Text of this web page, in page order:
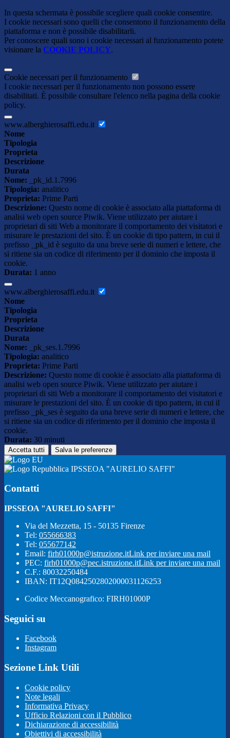
In questa schermata è possibile scegliere quali cookie consentire.
I cookie necessari sono quelli che consentono il funzionamento della
piattaforma e non è possibile disabilitarli.
Per conoscere quali sono i cookie necessari al funzionamento potete
visionare la COOKIE POLICY.
Cookie necessari per il funzionamento
I cookie necessari per il funzionamento non possono essere
disabilitati. È possibile consultare l'elenco nella pagina della cookie
policy.
www.alberghierosaffi.edu.it
Nome
Tipologia
Proprieta
Descrizione
Durata
Nome: _pk_id.1.7996
Tipologia: analitico
Proprieta: Prime Parti
Descrizione: Questo nome di cookie è associato alla piattaforma di
analisi web open source Piwik. Viene utilizzato per aiutare i
proprietari di siti Web a monitorare il comportamento dei visitatori e
misurare le prestazioni del sito. È un cookie di tipo pattern, in cui il
prefisso _pk_id è seguito da una breve serie di numeri e lettere, che
si ritiene sia un codice di riferimento per il dominio che imposta il
cookie.
Durata: 1 anno
www.alberghierosaffi.edu.it
Nome
Tipologia
Proprieta
Descrizione
Durata
Nome: _pk_ses.1.7996
Tipologia: analitico
Proprieta: Prime Parti
Descrizione: Questo nome di cookie è associato alla piattaforma di
analisi web open source Piwik. Viene utilizzato per aiutare i
proprietari di siti Web a monitorare il comportamento dei visitatori e
misurare le prestazioni del sito. È un cookie di tipo pattern, in cui il
prefisso _pk_ses è seguito da una breve serie di numeri e lettere, che
si ritiene sia un codice di riferimento per il dominio che imposta il
cookie.
Durata: 30 minuti
Accetta tutti Salva le preferenze
IPSSEOA "AURELIO SAFFI"
Contatti
IPSSEOA "AURELIO SAFFI"
Via del Mezzetta, 15 - 50135 Firenze
Tel: 055666383
Tel: 055677142
Email: firh01000p@istruzione.itLink per inviare una mail
PEC: firh01000p@pec.istruzione.itLink per inviare una mail
C.F.: 80032250484
IBAN: IT12Q0842502802000031126253
Codice Meccanografico: FIRH01000P
Seguici su
Facebook
Instagram
Sezione Link Utili
Cookie policy
Note legali
Informativa Privacy
Ufficio Relazioni con il Pubblico
Dichiarazione di accessibilità
Obiettivi di accessibilità